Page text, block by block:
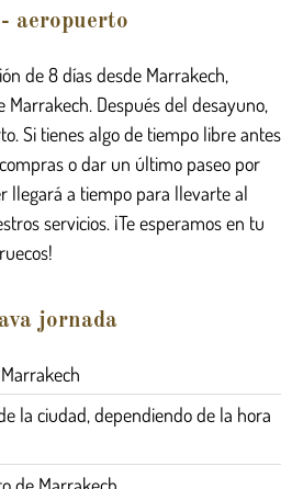
aeropuerto
de 8 días desde Marrakech,
Después del desayuno,
Si tienes algo de tiempo libre antes
o dar un último paseo por
llegará a tiempo para llevarte al
servicios. ¡Te esperamos en tu
jornada
la ciudad, dependiendo de la hora